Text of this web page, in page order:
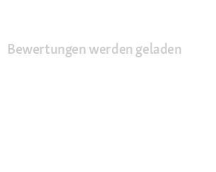
Bewertungen werden geladen